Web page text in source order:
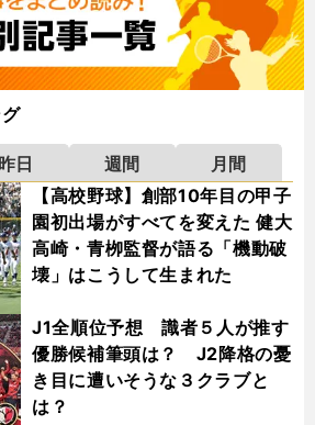
昨日 週間
月間
【高校野球】創部10年目の甲子
園初出場がすべてを変えた 健大
高崎・青栁監督が語る「機動破
壊」はこうして生まれた
J1全順位予想 識者５人が推す
優勝候補筆頭は？ J2降格の憂
き目に遭いそうな３クラブと
は？